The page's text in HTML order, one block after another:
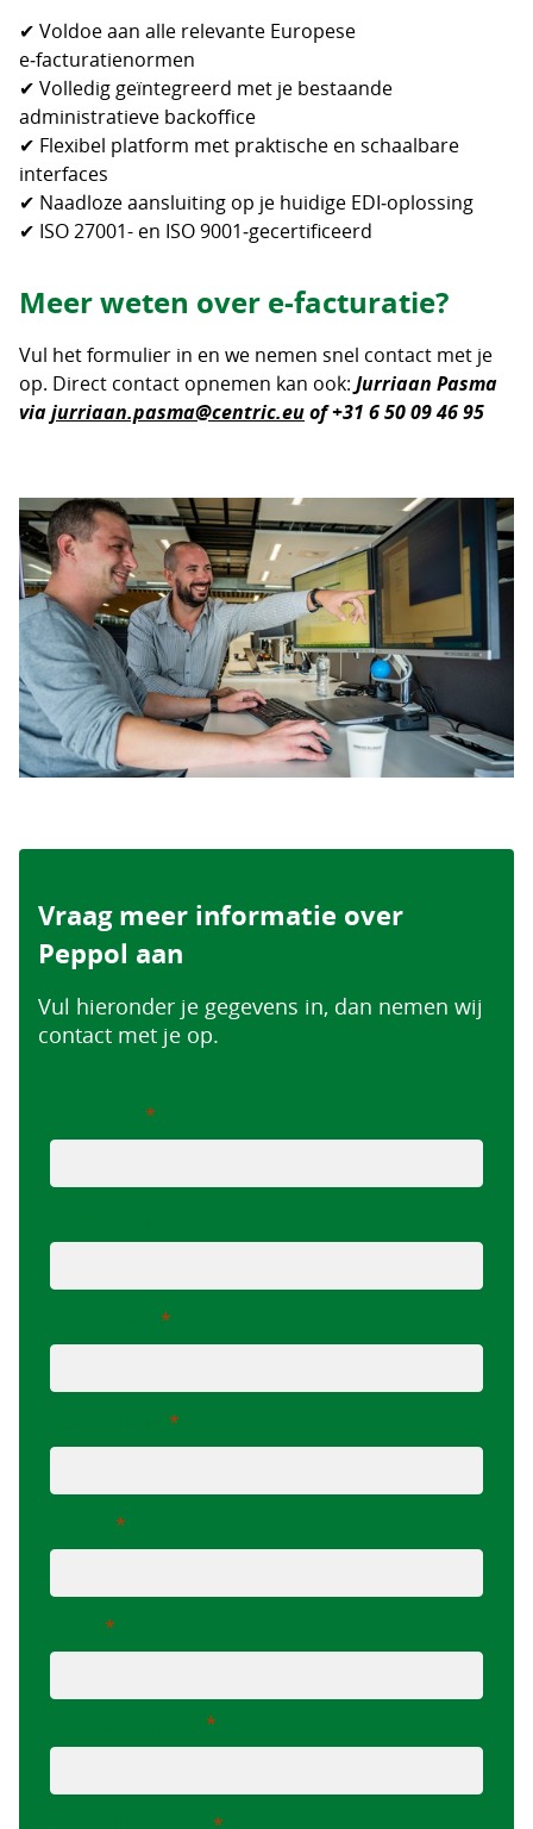
✔ Voldoe aan alle relevante Europese
e‑facturatienormen
✔ Volledig geïntegreerd met je bestaande
administratieve backoffice
✔ Flexibel platform met praktische en schaalbare
interfaces
✔ Naadloze aansluiting op je huidige EDI‑oplossing
✔ ISO 27001- en ISO 9001‑gecertificeerd
Meer weten over e‑facturatie?
Vul het formulier in en we nemen snel contact met je
op. Direct contact opnemen kan ook: Jurriaan Pasma
viajurriaan.pasma@centric.euof +31 6 50 09 46 95
Vraag meer informatie over
Peppol aan
Vul hieronder je gegevens in, dan nemen wij
contact met je op.
*